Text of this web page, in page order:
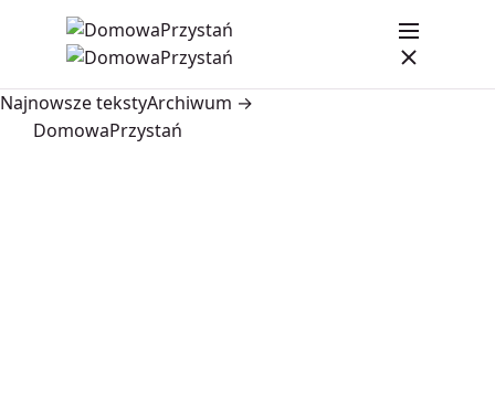
Najnowsze tekstyArchiwum →
DomowaPrzystań